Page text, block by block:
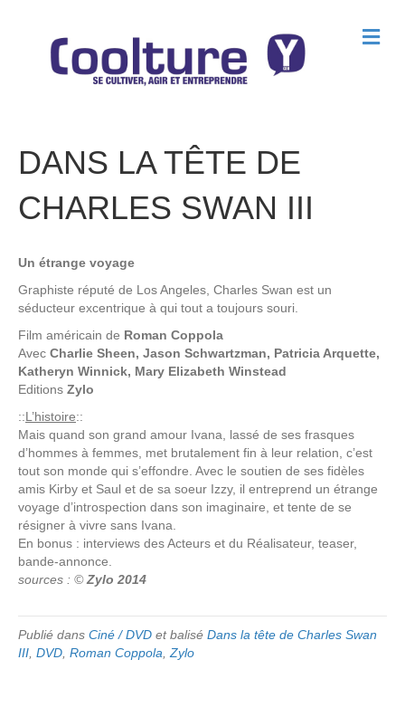
M
e
DANS LA TÊTE DE
CHARLES SWAN III
Un étrange voyage
Graphiste réputé de Los Angeles, Charles Swan est un
séducteur excentrique à qui tout a toujours souri.
Film américain de Roman Coppola
Avec Charlie Sheen, Jason Schwartzman, Patricia Arquette,
Katheryn Winnick, Mary Elizabeth Winstead
Editions Zylo
::L’histoire::
Mais quand son grand amour Ivana, lassé de ses frasques
d’hommes à femmes, met brutalement fin à leur relation, c’est
tout son monde qui s’effondre. Avec le soutien de ses fidèles
amis Kirby et Saul et de sa soeur Izzy, il entreprend un étrange
voyage d’introspection dans son imaginaire, et tente de se
résigner à vivre sans Ivana.
En bonus : interviews des Acteurs et du Réalisateur, teaser,
bande-annonce.
sources : ©Zylo 2014
Publié dans Ciné / DVD et balisé Dans la tête de Charles Swan
III DVD Roman Coppola Zylo